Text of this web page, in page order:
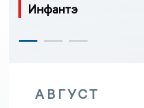
Инфантэ
АВГУСТ